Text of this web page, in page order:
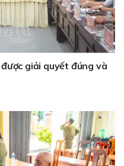
giải quyết đúng và